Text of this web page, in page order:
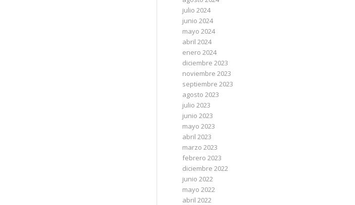
julio 2024
junio 2024
mayo 2024
abril 2024
enero 2024
diciembre 2023
noviembre 2023
septiembre 2023
agosto 2023
julio 2023
junio 2023
mayo 2023
abril 2023
marzo 2023
febrero 2023
diciembre 2022
junio 2022
mayo 2022
abril 2022